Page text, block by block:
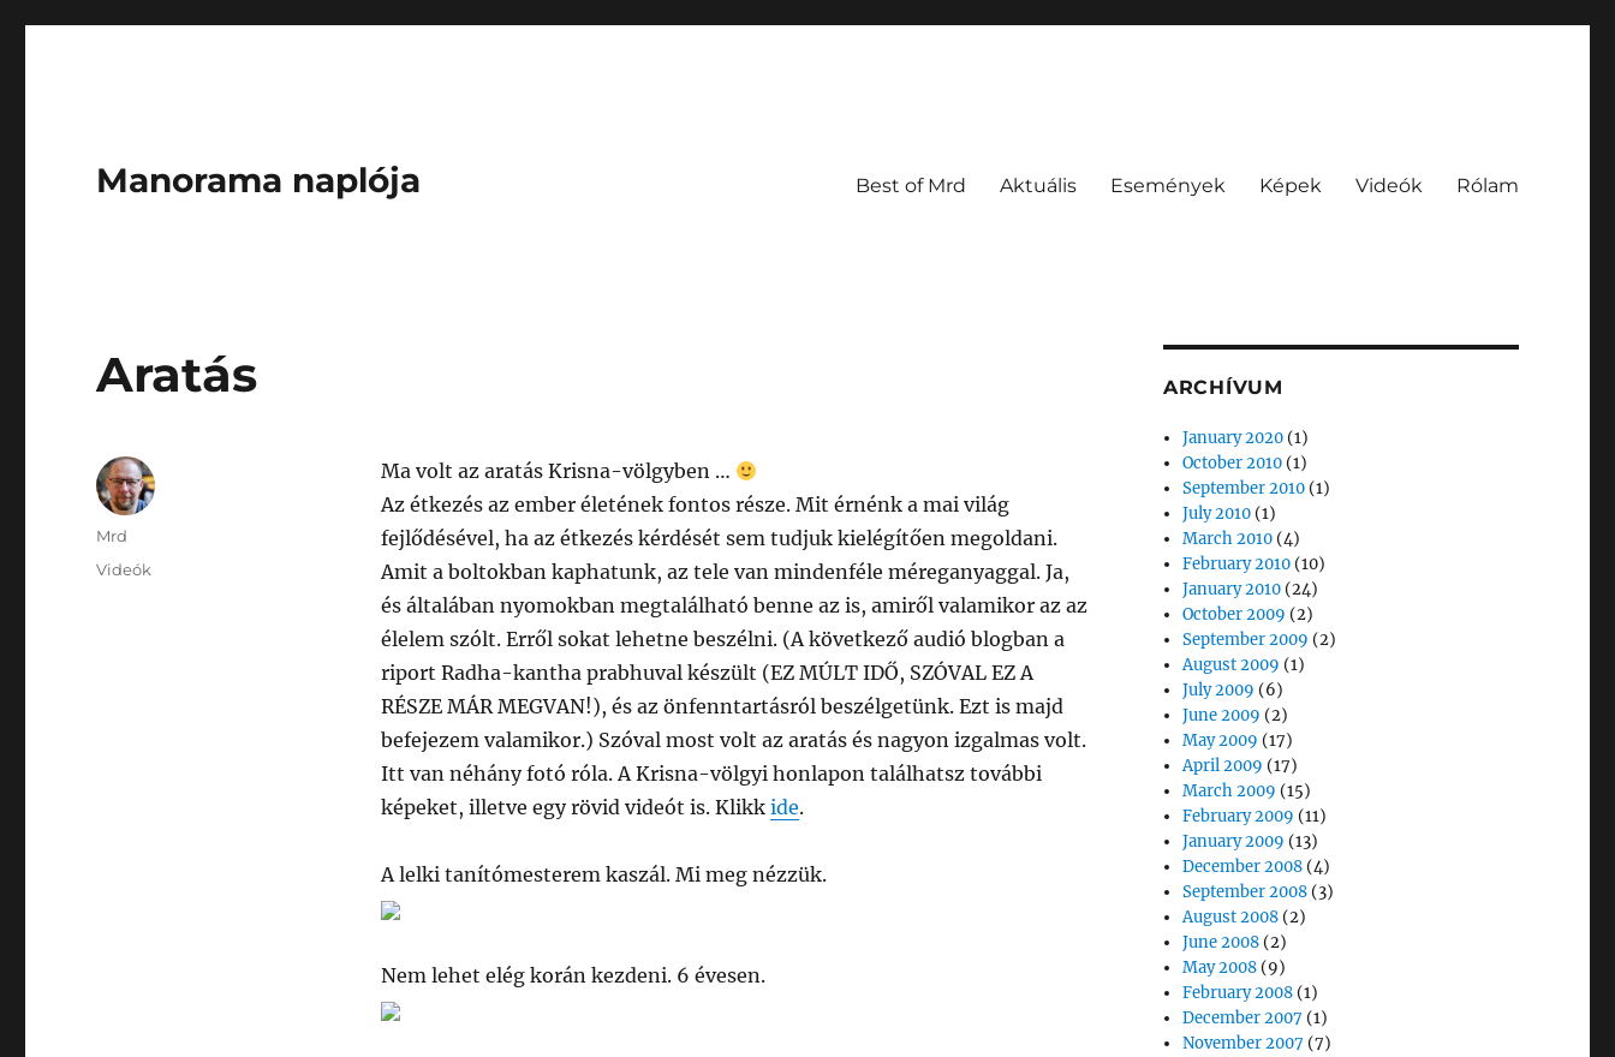
Manorama naplója Best of Mrd Aktuális Események Képek Videók Rólam
Aratás
Ma volt az aratás Krisna-völgyben …
Az étkezés az ember életének fontos része. Mit érnénk a mai világ
fejlődésével, ha az étkezés kérdését sem tudjuk kielégítően megoldani.
Amit a boltokban kaphatunk, az tele van mindenféle méreganyaggal. Ja,
és általában nyomokban megtalálható benne az is, amiről valamikor az az
élelem szólt. Erről sokat lehetne beszélni. (A következő audió blogban a
riport Radha-kantha prabhuval készült (EZ MÚLT IDŐ, SZÓVAL EZ A
RÉSZE MÁR MEGVAN!), és az önfenntartásról beszélgetünk. Ezt is majd
befejezem valamikor.) Szóval most volt az aratás és nagyon izgalmas volt.
Itt van néhány fotó róla. A Krisna-völgyi honlapon találhatsz további
képeket, illetve egy rövid videót is. Klikk ide.
A lelki tanítómesterem kaszál. Mi meg nézzük.
Nem lehet elég korán kezdeni. 6 évesen.
Author
Mrd
Posted
Categories
Videók
ARCHÍVUM
January 2020 (1)
October 2010 (1)
September 2010 (1)
July 2010 (1)
March 2010 (4)
February 2010 (10)
January 2010 (24)
October 2009 (2)
September 2009 (2)
August 2009 (1)
July 2009 (6)
June 2009 (2)
May 2009 (17)
April 2009 (17)
March 2009 (15)
February 2009 (11)
January 2009 (13)
December 2008 (4)
September 2008 (3)
August 2008 (2)
June 2008 (2)
May 2008 (9)
February 2008 (1)
December 2007 (1)
November 2007 (7)